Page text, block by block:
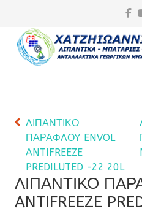
ΛΙΠΑΝΤΙΚΟ
ΠΑΡΑΦΛΟΥ ENVOL
ANTIFREEZE
PREDILUTED -22 20L
ΛΙΠΑΝΤΙΚΟ
ANTIFREEZE